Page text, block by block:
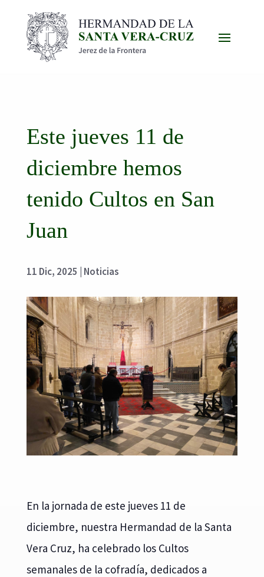
Este jueves 11 de
diciembre hemos
tenido Cultos en San
Juan
11 Dic, 2025 Noticias
En la jornada de este jueves 11 de
diciembre, nuestra Hermandad de la Santa
Vera Cruz, ha celebrado los Cultos
semanales de la cofradía, dedicados a